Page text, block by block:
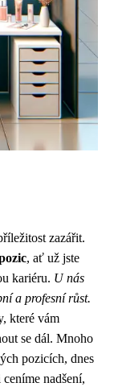
zazářit.
, ať už jste
kariéru. U nás
a profesní růst.
které vám
se dál. Mnoho
pozicích, dnes
nadšení,